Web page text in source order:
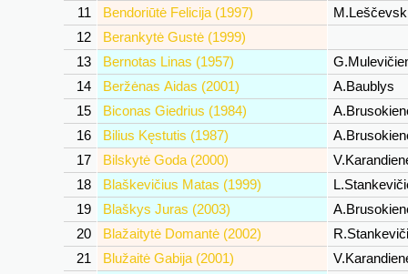
11
Bendoriūtė Felicija (1997)
12
Berankytė Gustė (1999)
13
Bernotas Linas (1957)
14
Beržėnas Aidas (2001)
A.Baublys
15
Biconas Giedrius (1984)
16
Bilius Kęstutis (1987)
17
Bilskytė Goda (2000)
18
Blaškevičius Matas (1999)
19
Blaškys Juras (2003)
20
Blažaitytė Domantė (2002)
21
Blužaitė Gabija (2001)